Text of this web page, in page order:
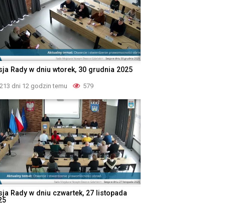
Rady w dniu wtorek, 30 grudnia 2025
213 dni 12 godzin temu 579
Rady w dniu czwartek, 27 listopada